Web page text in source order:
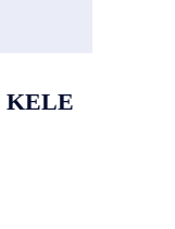
KELE